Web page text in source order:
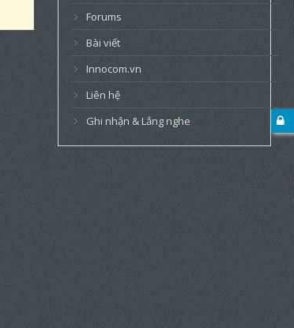
Forums
Bài viết
Innocom.vn
Liên hệ
Ghi nhận & Lắng nghe